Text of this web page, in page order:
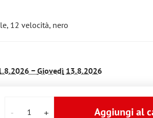
12 velocità, nero
−Giovedì13.8.2026
Aggiungi al